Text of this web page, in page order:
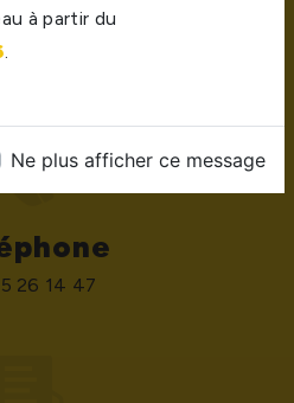
à partir du
.
Ne plus afficher ce message
Z.I les Etangs, 71170
26 14 47